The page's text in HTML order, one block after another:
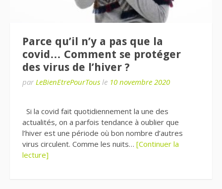
Parce qu’il n’y a pas que la
covid… Comment se protéger
des virus de l’hiver ?
par LeBienEtrePourTous le 10 novembre 2020
Si la covid fait quotidiennement la une des
actualités, on a parfois tendance à oublier que
l’hiver est une période où bon nombre d’autres
virus circulent. Comme les nuits… [Continuer la
lecture]